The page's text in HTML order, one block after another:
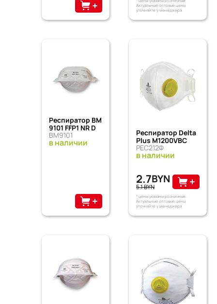
Актуальные оптовые цены
уточняйте у менеджера.
Респиратор ВМ
9101 FFP1 NR D
ВМ9101
в наличии
Респиратор Delta
Plus М1200VВС
РЕС212Ф
в наличии
2.7BYN
5.1 BYN
* цены указаны розничные.
Актуальные оптовые цены
уточняйте у менеджера.